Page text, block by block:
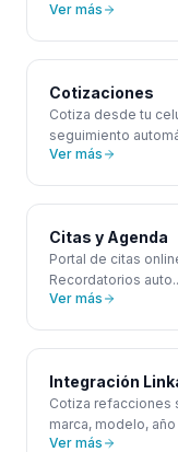
Ver más
Cotizaciones
Cotiza desde tu
seguimiento
Ver más
Citas y Agenda
Portal de citas
Recordatorios auto
Ver más
Integración
Cotiza refacciones
marca, modelo, año
Ver más